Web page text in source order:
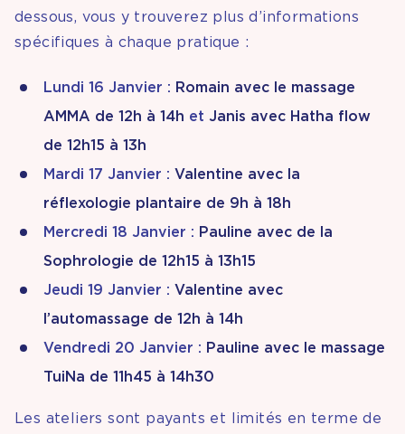
dessous, vous y trouverez plus d’informations
spécifiques à chaque pratique :
Lundi 16 Janvier : Romain avec le massage
AMMA de 12h à 14h et Janis avec Hatha flow
de 12h15 à 13h
Mardi 17 Janvier : Valentine avec la
réflexologie plantaire de 9h à 18h
Mercredi 18 Janvier : Pauline avec de la
Sophrologie de 12h15 à 13h15
Jeudi 19 Janvier : Valentine avec
l’automassage de 12h à 14h
Vendredi 20 Janvier : Pauline avec le massage
TuiNa de 11h45 à 14h30
Les ateliers sont payants et limités en terme de